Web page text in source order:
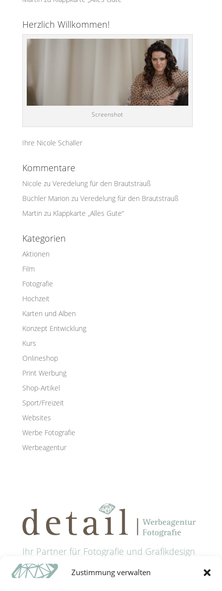
Zustimmung verwalten
Herzlich Willkommen!
Screenshot
Ihre Nicole Schaller
Kommentare
Nicole zu Veredelung für den Brautstrauß
Büchler Marion zu Veredelung für den Brautstrauß
Martin zu Klappkarte „Alles Gute“
Kategorien
Aktionen
Film
Fotografie
Hochzeit
Karten und Alben
Konzept Entwicklung
Kurs
Onlineshop
Print Werbung
Shop-Artikel
Sport/Freizeit
Websites
Werbe Fotografie
Werbeagentur
Ihr Partner für Fotografie und Grafikdesign
in Passau
Anschrift: Grünaustrasse 9 • 94032 Passau